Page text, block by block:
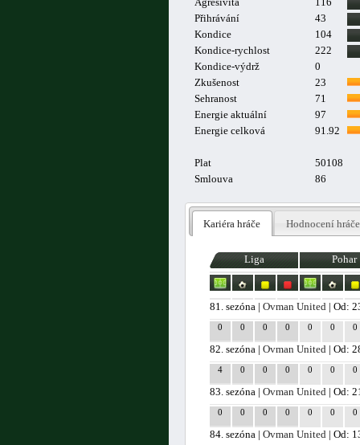
Přihrávání
43
Kondice
104
Kondice-rychlost
222
Kondice-výdrž
0
Zkušenost
23
Sehranost
71
Energie aktuální
97
Energie celková
91.92
Plat
50108
Smlouva
86
Kariéra hráče Hodnocení hráče
Liga Pohar
81. sezóna |Ovman United | Od:
0 0 0 0 0 0 0
82. sezóna |Ovman United | Od:
4 0 0 0 0 0 0
83. sezóna |Ovman United | Od:
0 0 0 0 0 0 0
84. sezóna |Ovman United | Od: